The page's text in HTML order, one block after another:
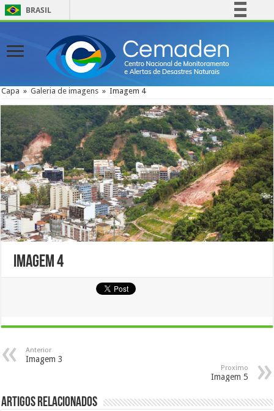
BRASIL
Comunica BR
Participe
Acesso à informação
Legislação
Canais
Capa » Galeria de imagens » Imagem 4
Imagem 4
Anterior
Imagem 3
Proximo
Imagem 5
Artigos Relacionados